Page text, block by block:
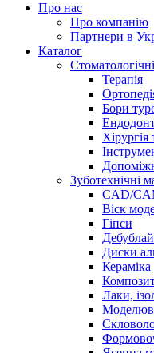
Про нас
Про компанію
Партнери в
Каталог
Терапія
Бори
Хірургія
Зуботехнічні
CAD/
Віск
Гіпси
Диски
Кераміка
Лаки,